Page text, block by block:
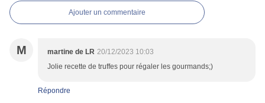
Ajouter un commentaire
M martine de LR 20/12/2023 10:03
Jolie recette de truffes pour régaler les gourmands;)
Répondre